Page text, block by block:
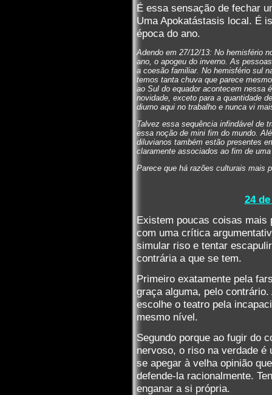
É essa sensação de fechar
Uma Apokatástasis local. É
época do ano.
Adendo em 27/12/13: No hemisfério
ano, o apogeu do inverno. As
a coesão familiar. No hemisfério sul
temos tanta chuva que parece
ao Sul do equador acontecem nessa
novidade, exceto para a quantidade
diurno aqui no trabalho e nunca vi
Talvez essa sequência infindável de
essa noção de mini fim do mundo.
diluvianos também estão presentes
claramente associados ao fim de
Parece que há razões culturais mais
24
Existem poucas coisas mais
com uma crítica
simular riso e tentar
contrária a que se tem.
Primeiro exatamente pela
graça alguma, pelo
escolhe o teatro pela
mesmo nível.
Segundo porque ao fugir do
nervoso, o riso na verdade é
se apegar à velha opinião
defende-la racionalmente.
enganar a si própria.